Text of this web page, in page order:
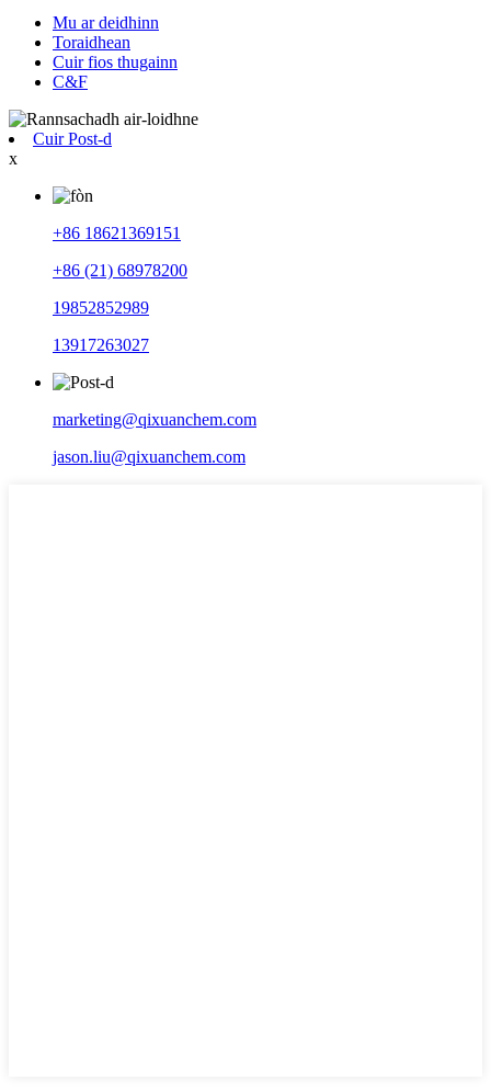
Mu ar deidhinn
Toraidhean
Cuir fios thugainn
C&F
Cuir Post-d
x
+86 18621369151
+86 (21) 68978200
19852852989
13917263027
marketing@qixuanchem.com
jason.liu@qixuanchem.com